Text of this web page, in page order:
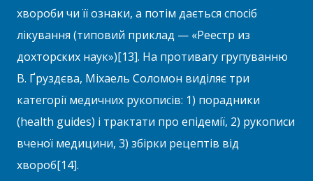
хвороби чи її ознаки, а потім дається спосіб
лікування (типовий приклад — «Реестр из
дохторских наук»)[13]. На противагу групуванню
В. Ґруздєва, Міхаель Соломон виділяє три
категорії медичних рукописів: 1) порадники
(health guides) і трактати про епідемії, 2) рукописи
вченої медицини, 3) збірки рецептів від
хвороб[14].